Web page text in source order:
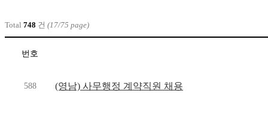
Total 748 건 (17/75 page)
번호
588 (영남) 사무행정 계약직원 채용